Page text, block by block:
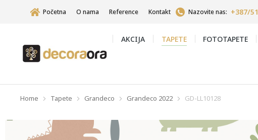
Početna O nama Reference Kontakt Nazovite nas: +387/
AKCIJA TAPETE FOTOTAPETE
You are here:
Home Tapete Grandeco Grandeco 2022 GD-LL10128